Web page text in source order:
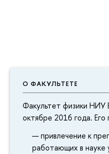
О ФАКУЛЬТЕТЕ
Факультет физики
октябре 2016 года.
привлечение к
работающих в науке